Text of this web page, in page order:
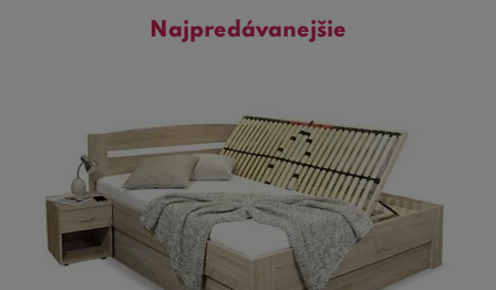
prístupné a ponúkajú obrovské množstvo miesta, kde
Biela farba týchto postelí nielenže rozjasňuje priestor a
dodáva pocit sviežosti, ale tiežopticky zväčšuje spáľňu
ľahko sa kombinuje s rôznymi farbami a dekoračnými
prvkami. Biele postele s úložným priestorom sa tak
stávajú univerzálnym kúskom nábytku, ktorý výborne
zapadne do akéhokoľvek interiérového štýlu od
Najpredávanejšie